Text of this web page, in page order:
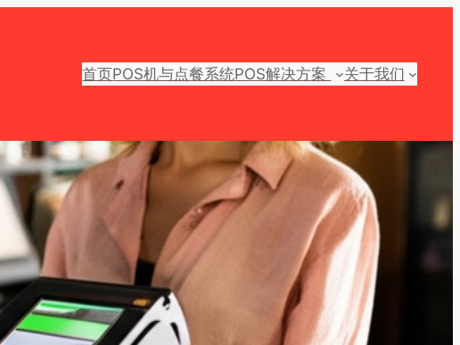
首页POS机与点餐系统POS解决方案 关于我们